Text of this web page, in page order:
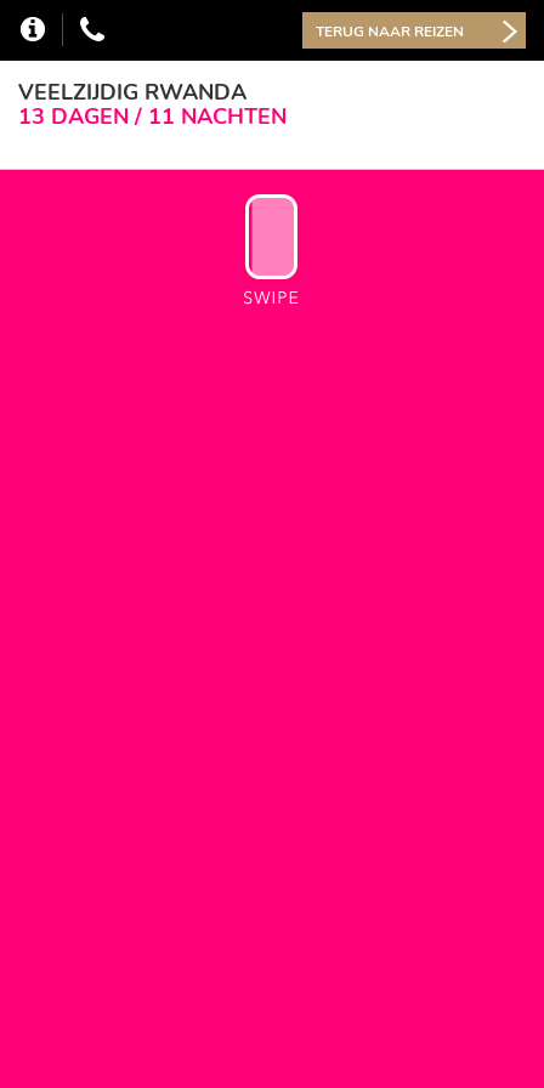
TERUG NAAR REIZEN
VEELZIJDIG RWANDA
13 DAGEN / 11 NACHTEN